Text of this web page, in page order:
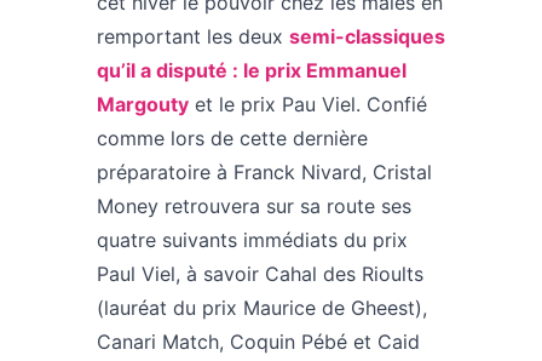
remportant les deux semi-classiques
qu’il a disputé : le prix Emmanuel
Margouty et le prix Pau Viel. Confié
comme lors de cette dernière
préparatoire à Franck Nivard, Cristal
Money retrouvera sur sa route ses
quatre suivants immédiats du prix
Paul Viel, à savoir Cahal des Rioults
(lauréat du prix Maurice de Gheest),
Canari Match, Coquin Pébé et Caid